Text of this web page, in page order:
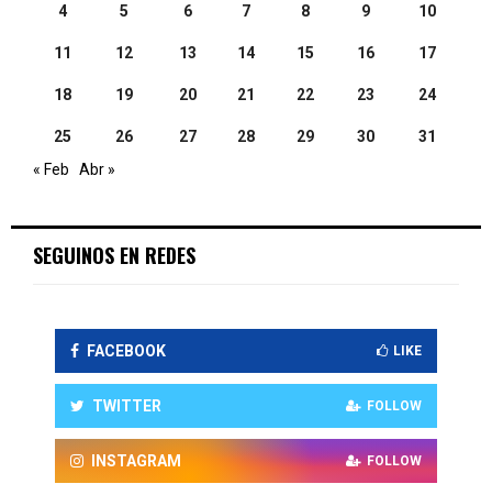
4 5 6 7 8 9 10
11 12 13 14 15 16 17
18 19 20 21 22 23 24
25 26 27 28 29 30
31
« Feb
Abr »
SEGUINOS EN REDES
FACEBOOK LIKE
TWITTER FOLLOW
INSTAGRAM FOLLOW